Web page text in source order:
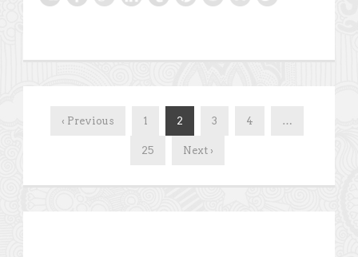
‹ Previous 1 2 3 4 …
25 Next ›